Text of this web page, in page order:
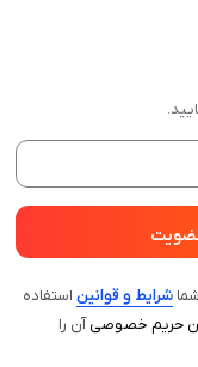
شرایط و قوانیناستفاده
حریم خصوصیآن را